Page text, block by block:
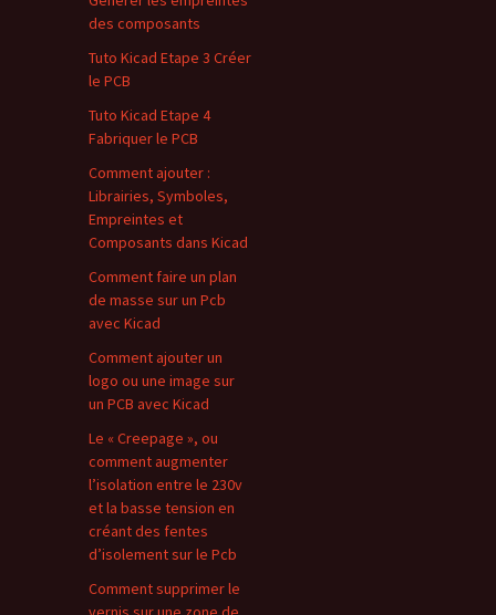
des composants
Tuto Kicad Etape 3 Créer
le PCB
Tuto Kicad Etape 4
Fabriquer le PCB
Comment ajouter :
Librairies, Symboles,
Empreintes et
Composants dans Kicad
Comment faire un plan
de masse sur un Pcb
avec Kicad
Comment ajouter un
logo ou une image sur
un PCB avec Kicad
Le « Creepage », ou
comment augmenter
l’isolation entre le 230v
et la basse tension en
créant des fentes
d’isolement sur le Pcb
Comment supprimer le